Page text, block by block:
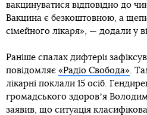
вакцинуватися відповідно до
Вакцина є безкоштовною, а
сімейного лікаря», — додали у
Раніше спалах дифтерії
повідомляє «Радіо Свобода».
лікарні поклали 15 осіб.
громадського здоровʼя
заявив, що ситуація